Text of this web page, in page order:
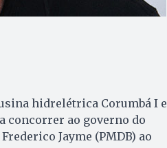
hidrelétrica Corumbá I e
concorrer ao governo do
Jayme (PMDB) ao